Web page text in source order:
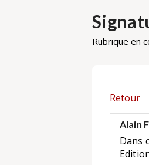
Rubrique en
Retour
Alain
Dans